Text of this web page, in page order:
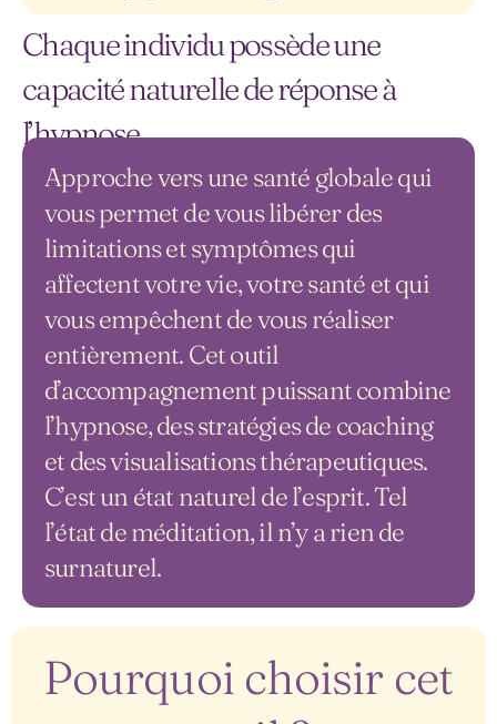
Chaque individu possède une
capacité naturelle de réponse à
l’hypnose.
Approche vers une santé globale qui
vous permet de vous libérer des
limitations et symptômes qui
affectent votre vie, votre santé et qui
vous empêchent de vous réaliser
entièrement. Cet outil
d’accompagnement puissant combine
l’hypnose, des stratégies de coaching
et des visualisations thérapeutiques.
C’est un état naturel de l’esprit. Tel
l’état de méditation, il n’y a rien de
surnaturel.
Pourquoi choisir cet